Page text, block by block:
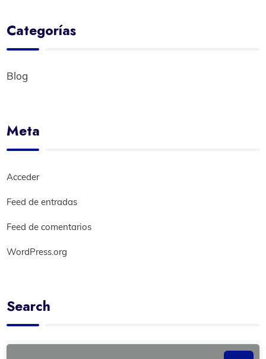
Categorías
Blog
Meta
Acceder
Feed de entradas
Feed de comentarios
WordPress.org
Search